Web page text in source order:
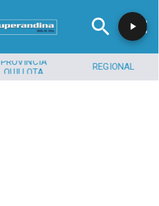
PROVINCIA
QUILLOTA
REGIONAL